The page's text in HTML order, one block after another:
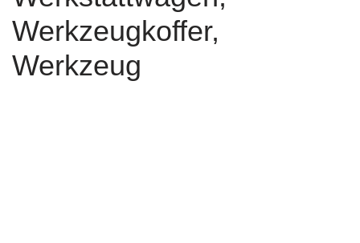
Werkzeugkoffer,
Werkzeug